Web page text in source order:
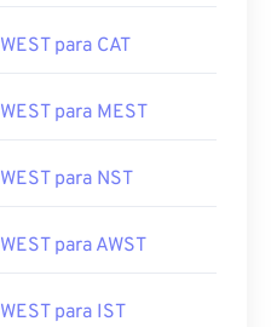
WEST para CAT
WEST para MEST
WEST para NST
WEST para AWST
WEST para IST